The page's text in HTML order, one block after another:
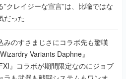
みのすさまじさにコラボ先も驚嘆
Variants Daphne』
』コラボが期間限定なのにジョブ
ラも武器も戦闘システムもワンオフ
込まれた理由を両ディレクターに聞
』の弓削雅稔×『ライデンファ